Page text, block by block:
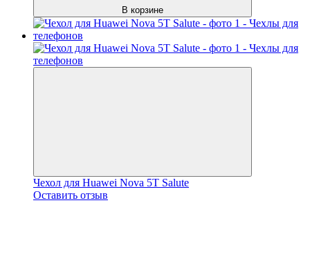
В корзине
Чехол для Huawei Nova 5T Salute
Оставить отзыв